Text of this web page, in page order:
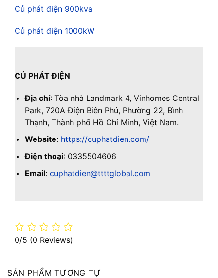
Củ phát điện 900kva
Củ phát điện 1000kW
CỦ PHÁT ĐIỆN
Địa chỉ: Tòa nhà Landmark 4, Vinhomes Central
Park, 720A Điện Biên Phủ, Phường 22, Bình
Thạnh, Thành phố Hồ Chí Minh, Việt Nam.
Website: https://cuphatdien.com/
Điện thoại: 0335504606
Email: cuphatdien@ttttglobal.com
0/5 (0 Reviews)
SẢN PHẨM TƯƠNG TỰ